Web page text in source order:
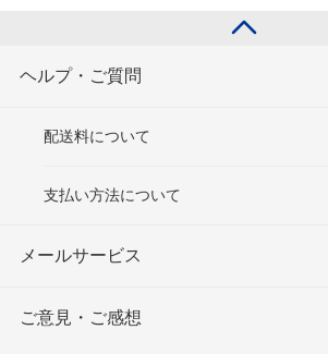
ヘルプ・ご質問
配送料について
支払い方法について
メールサービス
ご意見・ご感想